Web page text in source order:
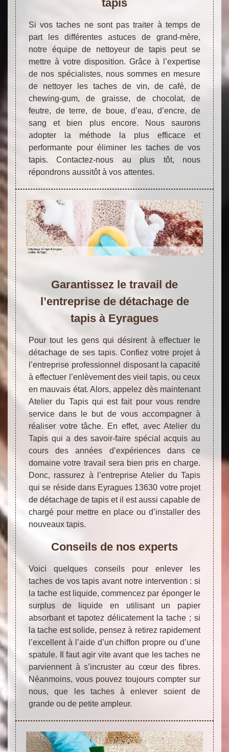
tapis
Si vos taches ne sont pas traiter à temps de
part les différentes astuces de grand-mère,
notre équipe de nettoyeur de tapis peut se
mettre à votre disposition. Grâce à l’expertise
de nos spécialistes, nous sommes en mesure
de nettoyer les taches de vin, de café, de
chewing-gum, de graisse, de chocolat, de
feutre, de terre, de boue, d’eau, d’encre, de
sang et bien plus encore. Nous saurons
adopter la méthode la plus efficace et
performante pour éliminer les taches de vos
tapis. Contactez-nous au plus tôt, nous
répondrons aussitôt à vos attentes.
Garantissez le travail de
l’entreprise de détachage de
tapis à Eyragues
Pour tout les gens qui désirent à effectuer le
détachage de ses tapis. Confiez votre projet à
l’entreprise professionnel disposant la capacité
à effectuer l’enlèvement des vieil tapis, ou ceux
en mauvais état. Alors, appelez dès maintenant
Atelier du Tapis qui est fait pour vous rendre
service dans le but de vous accompagner à
réaliser votre tâche. En effet, avec Atelier du
Tapis qui a des savoir-faire spécial acquis au
cours des années d’expériences dans ce
domaine votre travail sera bien pris en charge.
Donc, rassurez à l’entreprise Atelier du Tapis
qui se réside dans Eyragues 13630 votre projet
de détachage de tapis et il est aussi capable de
chargé pour mettre en place ou d’installer des
nouveaux tapis.
Conseils de nos experts
Voici quelques conseils pour enlever les
taches de vos tapis avant notre intervention : si
la tache est liquide, commencez par éponger le
surplus de liquide en utilisant un papier
absorbant et tapotez délicatement la tache ; si
la tache est solide, pensez à retirez rapidement
l’excellent à l’aide d’un chiffon propre ou d’une
spatule. Il faut agir vite avant que les taches ne
parviennent à s’incruster au cœur des fibres.
Néanmoins, vous pouvez toujours compter sur
nous, que les taches à enlever soient de
grande ou de petite ampleur.